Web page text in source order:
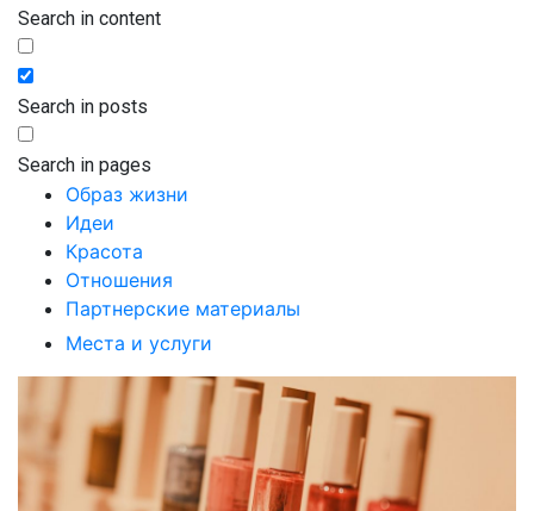
Search in content
Search in posts
Search in pages
Образ жизни
Идеи
Красота
Отношения
Партнерские материалы
Места и услуги